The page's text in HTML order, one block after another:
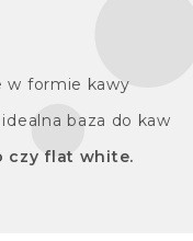
w formie kawy
baza do kaw
czy flat white.